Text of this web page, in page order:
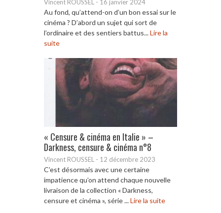
Vincent ROUSSEL - 16 janvier 2024
Au fond, qu’attend-on d’un bon essai sur le
cinéma ? D’abord un sujet qui sort de
l’ordinaire et des sentiers battus...Lire la
suite
« Censure & cinéma en Italie » –
Darkness, censure & cinéma n°8
Vincent ROUSSEL - 12 décembre 2023
C’est désormais avec une certaine
impatience qu’on attend chaque nouvelle
livraison de la collection « Darkness,
censure et cinéma », série ...Lire la suite